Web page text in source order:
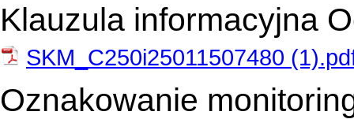
Klauzula informacyjna
SKM_C250i25011507480
Oznakowanie